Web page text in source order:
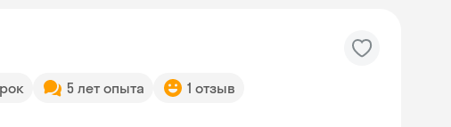
5 лет опыта 1 отзыв